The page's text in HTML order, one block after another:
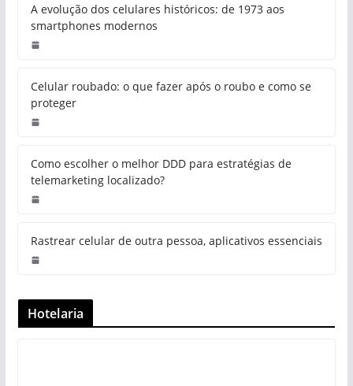
A evolução dos celulares históricos: de 1973 aos
smartphones modernos
Celular roubado: o que fazer após o roubo e como se
proteger
Como escolher o melhor DDD para estratégias de
telemarketing localizado?
Rastrear celular de outra pessoa, aplicativos essenciais
Hotelaria